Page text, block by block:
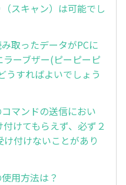
スキャン）は可能でし
取ったデータがPCに
ーブザー(ピーピーピ
うすればよいでしょう
マンドの送信におい
けてもらえず、必ず２
付けないことがあり
用方法は？